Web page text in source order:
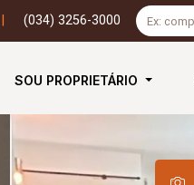
(034) 3256-3000
SOU PROPRIETÁRIO